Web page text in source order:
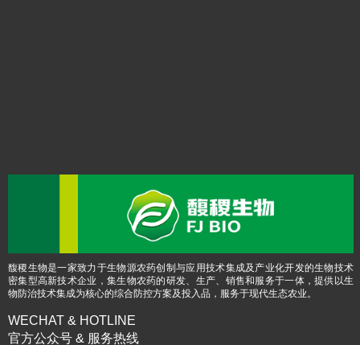
馥稷生物是一家致力于生物源农药创制与应用技术集成及产业化开发的生物技术
密集型高新技术企业，集生物农药的研发、生产、销售和服务于一体，提供以生
物防治技术集成为核心的综合防控方案及投入品，服务于现代生态农业。
WECHAT & HOTLINE
官方公众号 & 服务热线